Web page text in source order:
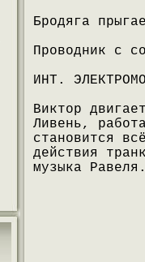
Бродяга
Проводник с
ИНТ.
Виктор
Ливень,
становится
действия
музыка